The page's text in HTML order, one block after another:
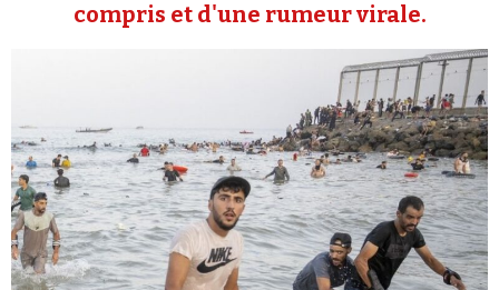
compris et d'une rumeur virale.